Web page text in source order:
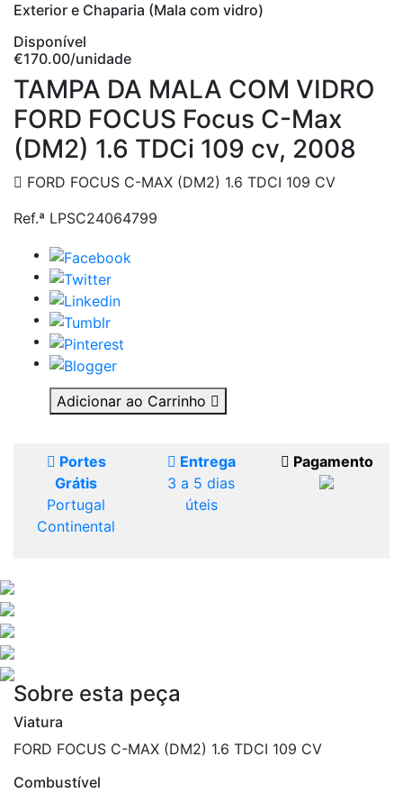
Exterior e Chaparia (Mala com vidro)
Disponível
€170.00/unidade
TAMPA DA MALA COM VIDRO
FORD FOCUS Focus C-Max
(DM2) 1.6 TDCi 109 cv, 2008
FORD FOCUS C-MAX (DM2) 1.6 TDCI 109 CV
Ref.ª LPSC24064799
Adicionar ao Carrinho
Portes
Grátis
Portugal
Continental
Entrega
3 a 5 dias
úteis
Pagamento
Sobre esta peça
Viatura
FORD FOCUS C-MAX (DM2) 1.6 TDCI 109 CV
Combustível